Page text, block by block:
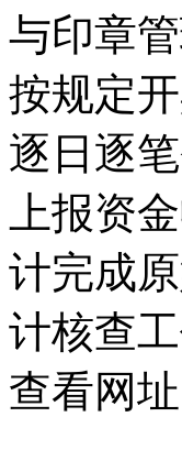
与印章
按规定
逐日逐
上报资
计完成
计核查工
查看网址